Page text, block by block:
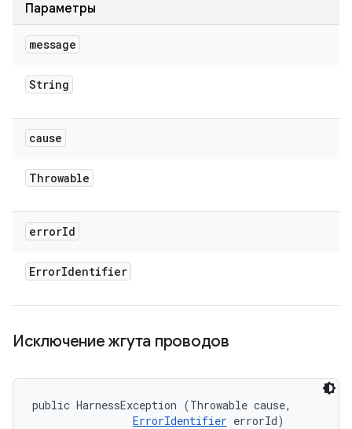
Параметры
message
String
cause
Throwable
errorId
ErrorIdentifier
Исключение жгута проводов
public HarnessException (Throwable cause,
ErrorIdentifier errorId)